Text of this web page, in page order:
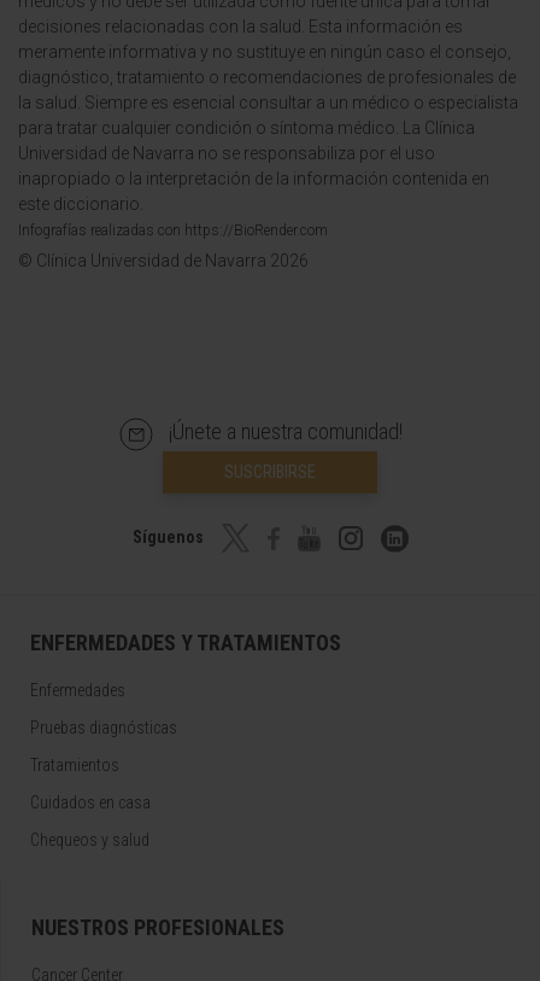
decisiones relacionadas con la salud. Esta información es
meramente informativa y no sustituye en ningún caso el consejo,
diagnóstico, tratamiento o recomendaciones de profesionales de
la salud. Siempre es esencial consultar a un médico o especialista
para tratar cualquier condición o síntoma médico. La Clínica
Universidad de Navarra no se responsabiliza por el uso
inapropiado o la interpretación de la información contenida en
este diccionario.
Infografías realizadas con https://BioRender.com
© Clínica Universidad de Navarra 2026
¡Únete a nuestra comunidad!
SUSCRIBIRSE
Síguenos
ENFERMEDADES Y TRATAMIENTOS
Enfermedades
Pruebas diagnósticas
Tratamientos
Cuidados en casa
Chequeos y salud
NUESTROS PROFESIONALES
Cancer Center